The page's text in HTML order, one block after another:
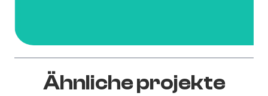
Ähnliche projekte